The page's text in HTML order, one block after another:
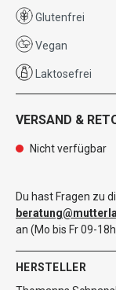
Glutenfrei
Vegan
Laktosefrei
VERSAND &
Nicht verfügbar
Du hast Fragen zu
an (Mo bis Fr 09-
HERSTELLER